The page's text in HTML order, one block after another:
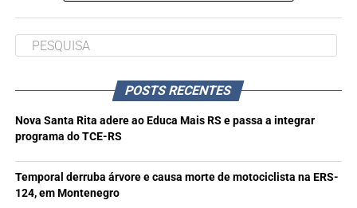
POSTS RECENTES
Nova Santa Rita adere ao Educa Mais RS e passa a integrar
programa do TCE-RS
Temporal derruba árvore e causa morte de motociclista na ERS-
124, em Montenegro